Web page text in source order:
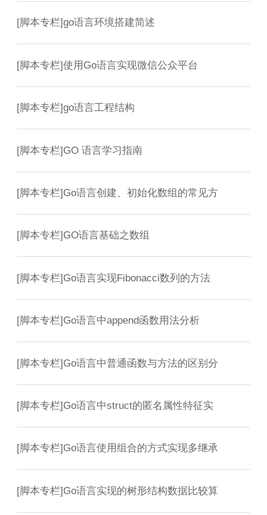
[脚本专栏]go语言环境搭建简述
[脚本专栏]使用Go语言实现微信公众平台
[脚本专栏]go语言工程结构
[脚本专栏]GO 语言学习指南
[脚本专栏]Go语言创建、初始化数组的常见方
[脚本专栏] GO语言基础之数组
[脚本专栏]Go语言实现Fibonacci数列的方法
[脚本专栏] Go语言中append函数用法分析
[脚本专栏]Go语言中普通函数与方法的区别分
[脚本专栏]Go语言中struct的匿名属性特征实
[脚本专栏] Go语言使用组合的方式实现多继承
[脚本专栏]Go语言实现的树形结构数据比较算